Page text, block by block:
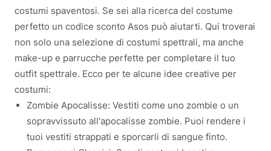
costumi spaventosi. Se sei alla ricerca del costume
perfetto un codice sconto Asos può aiutarti. Qui troverai
non solo una selezione di costumi spettrali, ma anche
make-up e parrucche perfette per completare il tuo
outfit spettrale. Ecco per te alcune idee creative per
costumi:
Zombie Apocalisse: Vestiti come uno zombie o un
sopravvissuto all'apocalisse zombie. Puoi rendere i
tuoi vestiti strappati e sporcarli di sangue finto.